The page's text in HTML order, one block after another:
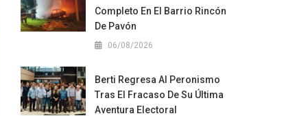
Completo En El Barrio Rincón
De Pavón
06/08/2026
Berti Regresa Al Peronismo
Tras El Fracaso De Su Última
Aventura Electoral